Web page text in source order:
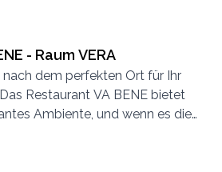
- Raum VERA
nach dem perfekten Ort für Ihr
Restaurant VA BENE bietet
Ambiente, und wenn es die
auf der wunderschönen und
Die Kapazitäten reichen bis